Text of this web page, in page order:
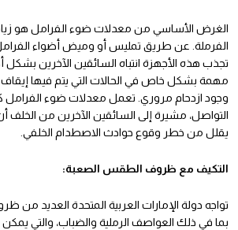
الغرض الأساسي من معدلات ضوء الفرامل هو زيادة
الفرملة. عن طريق تمليس أو وميض أضواء
تجذب هذه الأجهزة انتباه السائقين الآخرين بشكل
مهمة بشكل خاص في الحالات التي يتم فيها إيقاف
وجود ازدحام مروري. تعمل معدلات ضوء
التواصل، مشيرة إلى السائقين الآخرين من الخلف أن
يقلل من خطر وقوع حوادث الاصطدام الخلفي.
التكيف مع ظروف الطقس الصعبة:
تواجه دولة الإمارات العربية المتحدة العديد من
بما في ذلك العواصف الرملية والضباب، والتي